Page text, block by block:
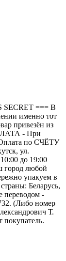
SECRET === B
именно тот
привезён из
- При
по СЧЁТУ
ул.
до 19:00
город любой
упакуем в
Беларусь,
переводом -
(Либо номер
Т.
покупатель.